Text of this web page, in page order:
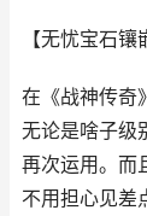
【无忧宝石镶
在《战神传奇
无论是啥子级
再次运用。而
不用担心见差